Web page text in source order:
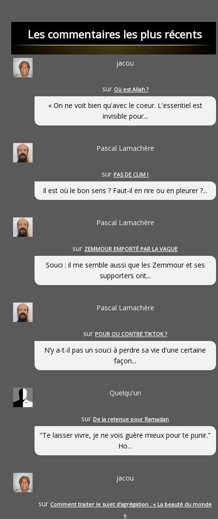
Les commentaires les plus récents
jacou
sur Où est Allah ?
« On ne voit bien qu'avec le coeur. L'essentiel est
invisible pour...
Pascal Lamachère
sur PAS DE CLIM !
Il est où le bon sens ? Faut-il en rire ou en pleurer ?...
Pascal Lamachère
sur ZEMMOUR EMPORTÉ PAR LA VAGUE
Souci : il me semble aussi que les Zemmour et ses
supporters ont...
Pascal Lamachère
sur POUR OU CONTRE TIKTOK ?
N’y a-t-il pas un souci à perdre sa vie d'une certaine
façon...
Quelqu'un
sur De la retenue pour Ramadan
"Te laisser vivre, je ne vois guère mieux pour te punir."
Ho...
jacou
sur Comment traiter le sujet d’agrégation : « La beauté du monde
»